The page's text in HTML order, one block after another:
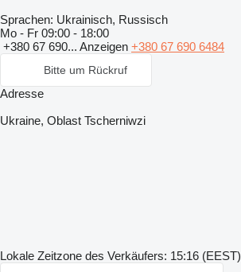
Sprachen: Ukrainisch, Russisch
Mo - Fr 09:00 - 18:00
+380 67 690... Anzeigen +380 67 690 6484
Bitte um Rückruf
Adresse
Ukraine, Oblast Tscherniwzi
Lokale Zeitzone des Verkäufers: 15:16 (EEST)